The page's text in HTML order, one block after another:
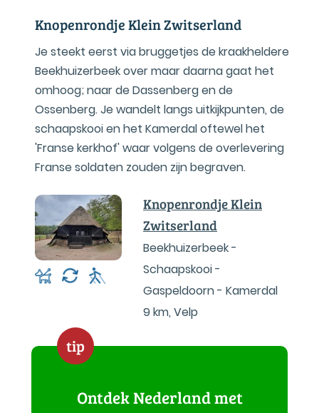
Knopenrondje Klein Zwitserland
Je steekt eerst via bruggetjes de kraakheldere
Beekhuizerbeek over maar daarna gaat het
omhoog; naar de Dassenberg en de
Ossenberg. Je wandelt langs uitkijkpunten, de
schaapskooi en het Kamerdal oftewel het
'Franse kerkhof' waar volgens de overlevering
Franse soldaten zouden zijn begraven.
Knopenrondje Klein
Zwitserland
Beekhuizerbeek -
Schaapskooi -
Gaspeldoorn - Kamerdal
9 km, Velp
tip
Ontdek Nederland met